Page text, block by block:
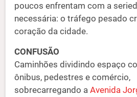
poucos enfrentam com a
necessária: o tráfego pesado
coração da cidade.
CONFUSÃO
Caminhões dividindo espaço
ônibus, pedestres e comércio,
sobrecarregando aAvenida